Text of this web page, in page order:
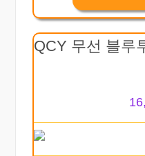
QCY 무선 블루